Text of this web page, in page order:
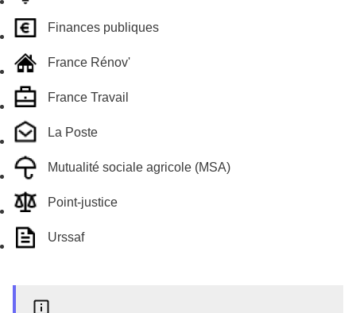
Finances publiques
France Rénov'
France Travail
La Poste
Mutualité sociale agricole (MSA)
Point-justice
Urssaf